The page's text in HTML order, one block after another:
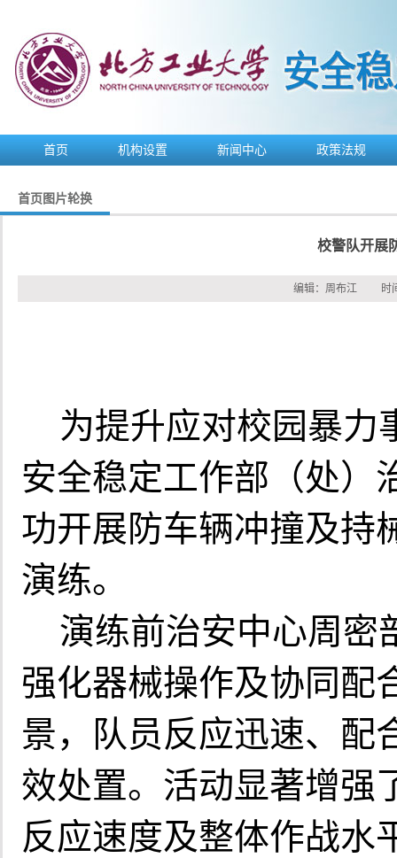
首页 机构设置 新闻中心 政策法规
首页图片轮换
校警队开展
编辑： 周布江 时
为提升应对校园暴力
安全稳定工作部（处）
功开展防车辆冲撞及持
演练。
演练前治安中心周密
强化器械操作及协同配
景，队员反应迅速、配
效处置。活动显著增强
反应速度及整体作战水